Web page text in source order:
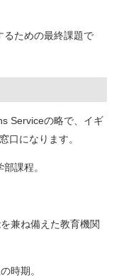
るための最終課題で
Serviceの略で、イギ
口になります。
課程。
兼ね備えた教育機関
時期。